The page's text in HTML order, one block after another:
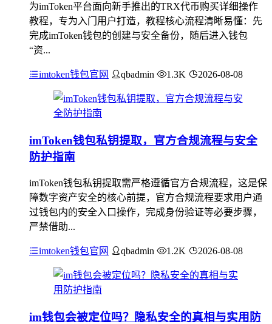
为imToken平台面向新手推出的TRX代币购买详细操作
教程，专为入门用户打造，教程核心流程清晰易懂：先
完成imToken钱包的创建与安全备份，随后进入钱包
“资...
imtoken钱包官网 qbadmin 1.3K 2026-08-08
imToken钱包私钥提取，官方合规流程与安全
防护指南
imToken钱包私钥提取需严格遵循官方合规流程，这是保
障数字资产安全的核心前提，官方合规流程要求用户通
过钱包内的安全入口操作，完成身份验证等必要步骤，
严禁借助...
imtoken钱包官网 qbadmin 1.2K 2026-08-08
im钱包会被定位吗？隐私安全的真相与实用防